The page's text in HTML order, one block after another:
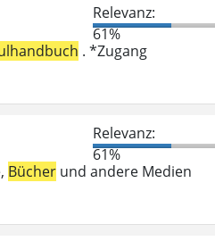
Relevanz:
61%
. *Zugang
Relevanz:
61%
Bücher und andere Medien